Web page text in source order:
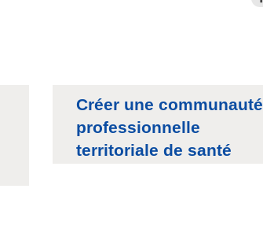
Créer une communauté
professionnelle
territoriale de santé